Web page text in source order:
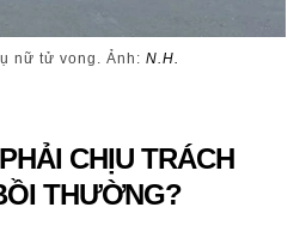
nữ tử vong. Ảnh:N.H.
CHỊU TRÁCH
THƯỜNG?